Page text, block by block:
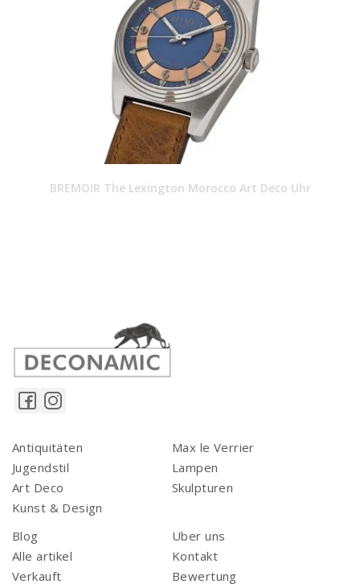
BREMOIR The Lexington Morocco Art Deco Uhr
Antiquitäten
Jugendstil
Art Deco
Kunst & Design
Max le Verrier
Lampen
Skulpturen
Blog
Alle artikel
Verkauft
Uber uns
Kontakt
Bewertung